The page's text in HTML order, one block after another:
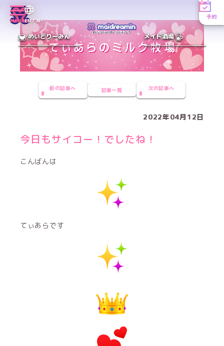
MENUEN／JP
予約
めいどりーみん メイド酒場
前の記事へ 記事一覧 次の記事へ
2022年04月12日
今日もサイコー！でしたね！
こんばんは
てぃあらです